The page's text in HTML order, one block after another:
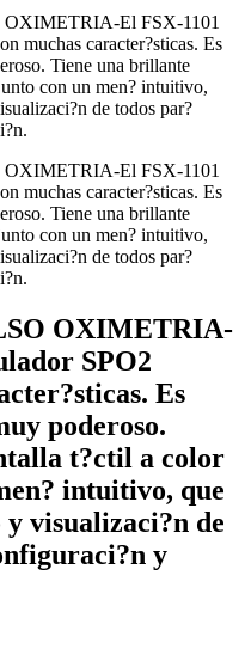
OXIMETRIA-
SPO2
Es
poderoso.
t?ctil a color
intuitivo, que
visualizaci?n de
y